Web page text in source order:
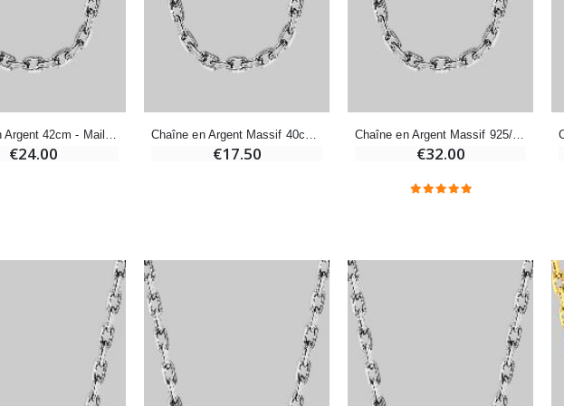
€7.00
€12.00 €9.60
Bonbons Pastilles Menthe à l'Eau de Lourdes - 130g
€15.00 €13.50
€10.00
€12.00 €9.60
€7.90
Chaîne en Argent 42cm - Maille Forçat 1,3mm
€24.00
Chaîne en Argent Massif 40cm - Maille Forçat 1mm
€17.50
Chaîne en Argent Massif 925/1000 - Maille Forçat - 70 cm
€32.00